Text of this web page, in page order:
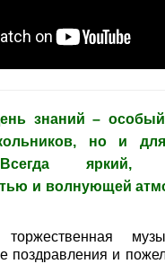
знаний –
но и
яркий,
и волнующей
поздравления и